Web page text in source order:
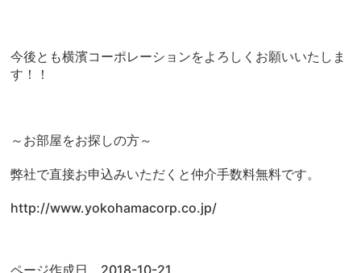
今後とも横濱コーポレーションをよろしくお願いいたしま
す！！
～お部屋をお探しの方～
弊社で直接お申込みいただくと仲介手数料無料です。
http://www.yokohamacorp.co.jp/